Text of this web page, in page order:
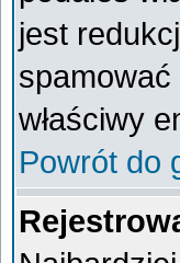
jest
spamować
właściwy
Powrót do